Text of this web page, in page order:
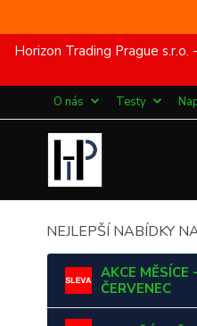
Horizon Trading Prague
O nás Testy
NEJLEPŠÍ NABÍDKY
AKCE MĚSÍCE -
ČERVENEC